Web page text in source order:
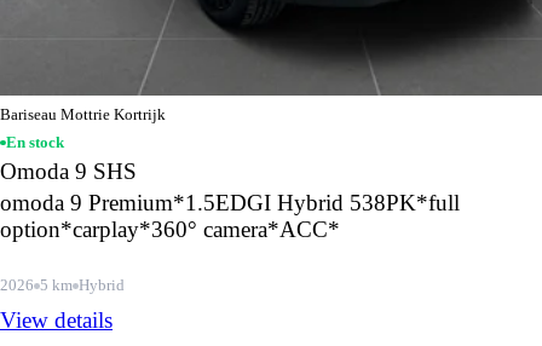
Bariseau Mottrie Kortrijk
En stock
Omoda 9 SHS
omoda 9 Premium*1.5EDGI Hybrid 538PK*full
option*carplay*360° camera*ACC*
2026 5 km Hybrid
View details